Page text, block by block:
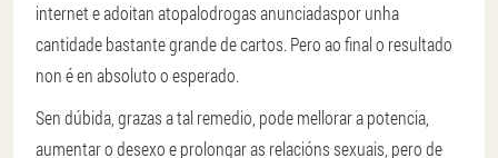
internet e adoitan atopalodrogas anunciadaspor unha
cantidade bastante grande de cartos. Pero ao final o resultado
non é en absoluto o esperado.
Sen dúbida, grazas a tal remedio, pode mellorar a potencia,
aumentar o desexo e prolongar as relacións sexuais, pero de